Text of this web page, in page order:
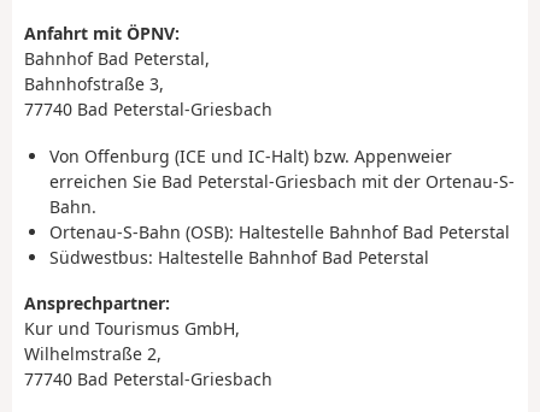
Anfahrt mit ÖPNV:
Bahnhof Bad Peterstal,
Bahnhofstraße 3,
77740 Bad Peterstal-Griesbach
Von Offenburg (ICE und IC-Halt) bzw. Appenweier
erreichen Sie Bad Peterstal-Griesbach mit der Ortenau-S-
Bahn.
Ortenau-S-Bahn (OSB): Haltestelle Bahnhof Bad Peterstal
Südwestbus: Haltestelle Bahnhof Bad Peterstal
Ansprechpartner:
Kur und Tourismus GmbH,
Wilhelmstraße 2,
77740 Bad Peterstal-Griesbach